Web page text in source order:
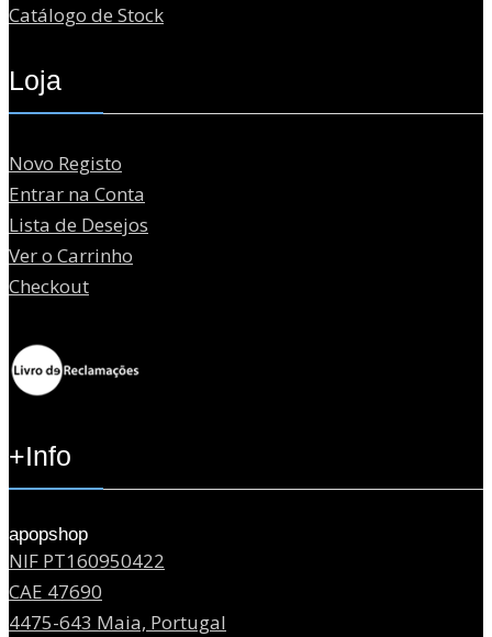
Catálogo de Stock
Loja
Novo Registo
Entrar na Conta
Lista de Desejos
Ver o Carrinho
Checkout
+Info
apopshop
NIF PT160950422
CAE 47690
4475-643 Maia, Portugal